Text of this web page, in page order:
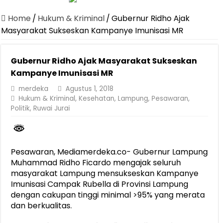
Dirut Jasa Raharja Dampingi Wamenhub Tinjau Penanganan
Pastikan Pelayanan Maksimal, Direksi Jasa Raharja Tinjau Korban
Jasa Raharja Jamin Seluruh Korban Kebakaran KM Mutiara
Gelar Audiensi, Jasa Raharja dan Kementerian PANRB Perkuat
Berkontribusi terhadap Keselamatan dan Mobilitas Masyarakat,
Pemprov Lampung Dukung Penuh Lampung Financial Festival,
Pengesahan Raperda APBD 2025 Jadi Langkah Penguatan
Home / Hukum & Kriminal/Gubernur Ridho Ajak
Masyarakat Sukseskan Kampanye Imunisasi MR
Gubernur Ridho Ajak Masyarakat Sukseskan
Kampanye Imunisasi MR
merdeka
Agustus 1, 2018
Hukum & Kriminal,Kesehatan,Lampung,Pesawaran,
Politik,Ruwai Jurai
Pesawaran, Mediamerdeka.co- Gubernur Lampung
Muhammad Ridho Ficardo mengajak seluruh
masyarakat Lampung mensukseskan Kampanye
Imunisasi Campak Rubella di Provinsi Lampung
dengan cakupan tinggi minimal >95% yang merata
dan berkualitas.